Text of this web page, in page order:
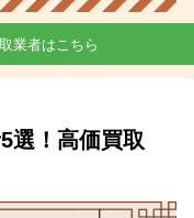
業者はこちら
選！高価買取